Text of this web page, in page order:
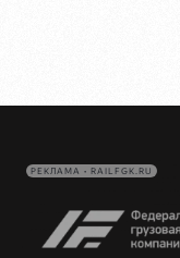
РЕКЛАМА • RAILFGK.RU